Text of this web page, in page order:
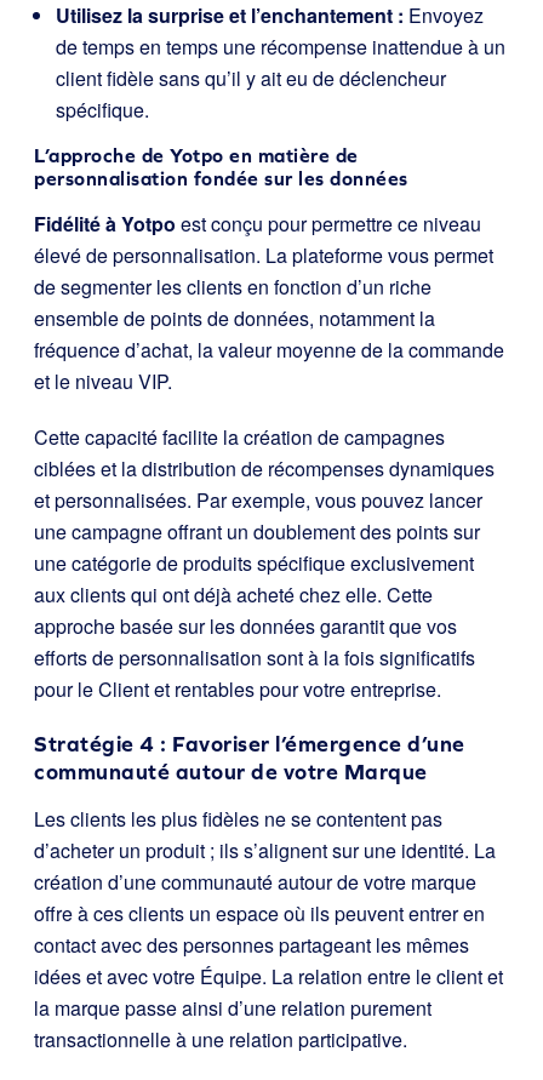
Utilisez la surprise et l’enchantement : Envoyez
de temps en temps une récompense inattendue à un
client fidèle sans qu’il y ait eu de déclencheur
spécifique.
L’approche de Yotpo en matière de
personnalisation fondée sur les données
Fidélité à Yotpo est conçu pour permettre ce niveau
élevé de personnalisation. La plateforme vous permet
de segmenter les clients en fonction d’un riche
ensemble de points de données, notamment la
fréquence d’achat, la valeur moyenne de la commande
et le niveau VIP.
Cette capacité facilite la création de campagnes
ciblées et la distribution de récompenses dynamiques
et personnalisées. Par exemple, vous pouvez lancer
une campagne offrant un doublement des points sur
une catégorie de produits spécifique exclusivement
aux clients qui ont déjà acheté chez elle. Cette
approche basée sur les données garantit que vos
efforts de personnalisation sont à la fois significatifs
pour le Client et rentables pour votre entreprise.
Stratégie 4 : Favoriser l’émergence d’une
communauté autour de votre Marque
Les clients les plus fidèles ne se contentent pas
d’acheter un produit ; ils s’alignent sur une identité. La
création d’une communauté autour de votre marque
offre à ces clients un espace où ils peuvent entrer en
contact avec des personnes partageant les mêmes
idées et avec votre Équipe. La relation entre le client et
la marque passe ainsi d’une relation purement
transactionnelle à une relation participative.